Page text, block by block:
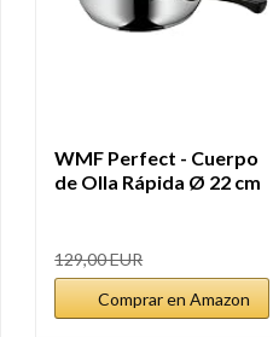
WMF Perfect - Cuerpo
de Olla Rápida Ø 22 cm
129,00 EUR
Comprar en Amazon